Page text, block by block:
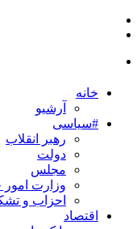
خانه
آرشیو
#سیاسی
رهبر انقلاب
دولت
مجلس
وزارت امور
احزاب و
اقتصاد